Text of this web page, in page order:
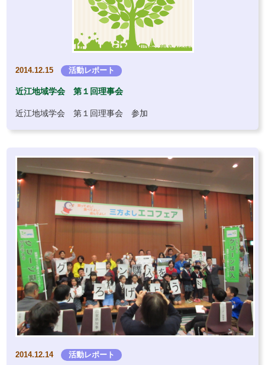
2014.12.15 活動レポート
近江地域学会 第１回理事会
近江地域学会 第１回理事会 参加
2014.12.14 活動レポート